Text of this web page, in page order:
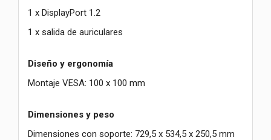
1 x DisplayPort 1.2
1 x salida de auriculares
Diseño y ergonomía
Montaje VESA: 100 x 100 mm
Dimensiones y peso
Dimensiones con soporte: 729,5 x 534,5 x 250,5 mm